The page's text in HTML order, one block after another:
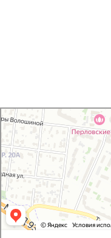
Хаски Принт
Типография в Мытищах
Полиграфические услуги в